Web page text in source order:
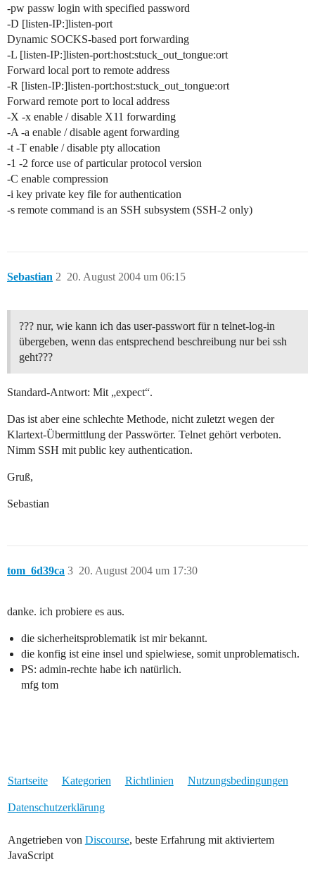
-pw passw login with specified password
-D [listen-IP:]listen-port
Dynamic SOCKS-based port forwarding
-L [listen-IP:]listen-port:host:stuck_out_tongue:ort
Forward local port to remote address
-R [listen-IP:]listen-port:host:stuck_out_tongue:ort
Forward remote port to local address
-X -x enable / disable X11 forwarding
-A -a enable / disable agent forwarding
-t -T enable / disable pty allocation
-1 -2 force use of particular protocol version
-C enable compression
-i key private key file for authentication
-s remote command is an SSH subsystem (SSH-2 only)
Sebastian 20. August 2004 um 06:15
2
??? nur, wie kann ich das user-passwort für n telnet-log-in
übergeben, wenn das entsprechend beschreibung nur bei ssh
geht???
Standard-Antwort: Mit „expect“.
Das ist aber eine schlechte Methode, nicht zuletzt wegen der
Klartext-Übermittlung der Passwörter. Telnet gehört verboten.
Nimm SSH mit public key authentication.
Gruß,
Sebastian
tom_6d39ca 20. August 2004 um 17:30
3
danke. ich probiere es aus.
die sicherheitsproblematik ist mir bekannt.
die konfig ist eine insel und spielwiese, somit unproblematisch.
PS: admin-rechte habe ich natürlich.
mfg tom
Startseite Kategorien Richtlinien Nutzungsbedingungen
Datenschutzerklärung
Angetrieben von Discourse, beste Erfahrung mit aktiviertem
JavaScript